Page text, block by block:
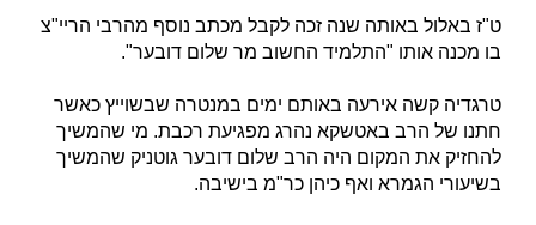
ט"ז באלול באותה שנה זכה לקבל מכתב נוסף מהרבי הריי"צ
בו מכנה אותו "התלמיד החשוב מר שלום דובער".
טרגדיה קשה אירעה באותם ימים במנטרה שבשוייץ כאשר
חתנו של הרב באטשקא נהרג מפגיעת רכבת. מי שהמשיך
להחזיק את המקום היה הרב שלום דובער גוטניק שהמשיך
בשיעורי הגמרא ואף כיהן כר"מ בישיבה.